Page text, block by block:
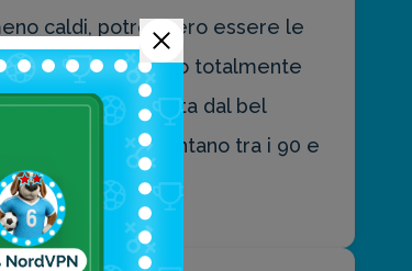
caldi, potrebbero essere le
vi sconsigliamo totalmente
è subito seguita dal bel
ammontano tra i 90 e